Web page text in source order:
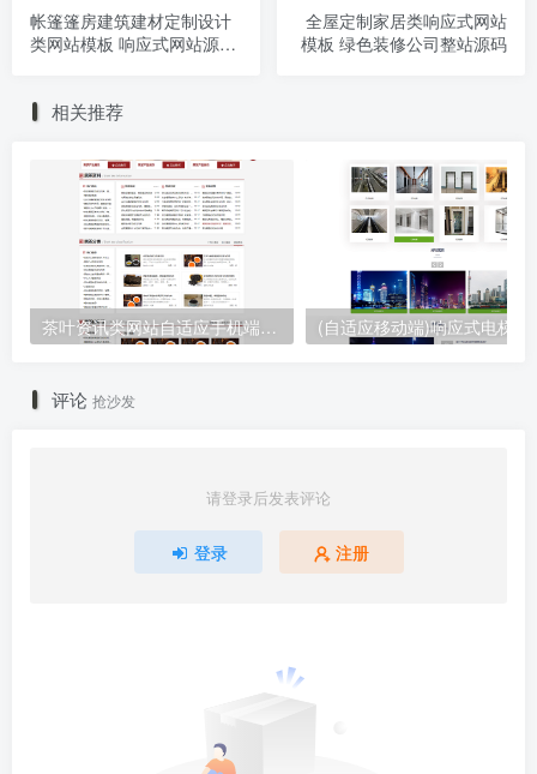
帐篷篷房建筑建材定制设计
类网站模板 响应式网站源码
全屋定制家居类响应式网站
模板 绿色装修公司整站源码
相关推荐
茶叶资讯类网站自适应手机端pbootcms模板 茶叶产品茶叶知识信息网站源码下载
评论 抢沙发
请登录后发表评论
登录 注册